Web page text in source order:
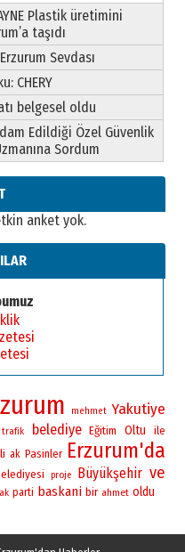
Plastik üretimini
taşıdı
Sevdası
CHERY
belgesel oldu
Edildiği Özel Güvenlik
Sordum
anket yok.
mehmet Yakutiye
trafik belediye Eğitim Oltu ile
ak Pasinler Erzurum'da
proje Büyükşehir ve
parti baskani bir ahmet oldu